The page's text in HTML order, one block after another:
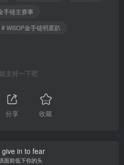
手链主赛事
# WSOP金手链明星趴
支持一下吧
分享 收藏
give in to fear
面前低下你的头